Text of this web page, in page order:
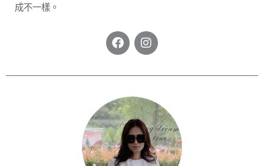
成不一樣。